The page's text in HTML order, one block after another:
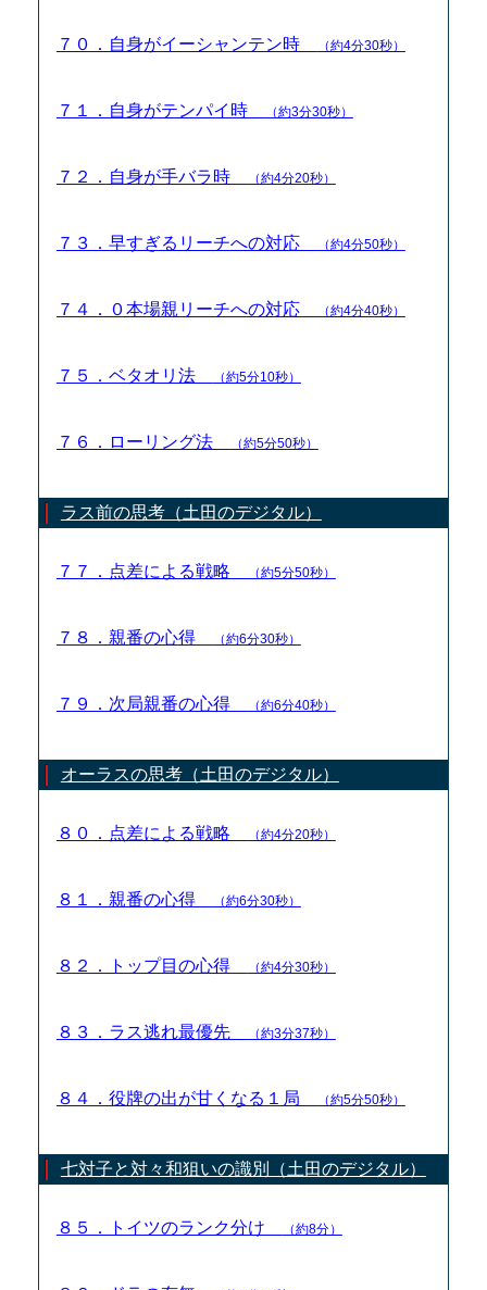
７０．自身がイーシャンテン時 （約4分30秒）
７１．自身がテンパイ時 （約3分30秒）
７２．自身が手バラ時 （約4分20秒）
７３．早すぎるリーチへの対応 （約4分50秒）
７４．０本場親リーチへの対応 （約4分40秒）
７５．ベタオリ法 （約5分10秒）
７６．ローリング法 （約5分50秒）
ラス前の思考（土田のデジタル）
７７．点差による戦略 （約5分50秒）
７８．親番の心得 （約6分30秒）
７９．次局親番の心得 （約6分40秒）
オーラスの思考（土田のデジタル）
８０．点差による戦略 （約4分20秒）
８１．親番の心得 （約6分30秒）
８２．トップ目の心得 （約4分30秒）
８３．ラス逃れ最優先 （約3分37秒）
８４．役牌の出が甘くなる１局 （約5分50秒）
七対子と対々和狙いの識別（土田のデジタル）
８５．トイツのランク分け （約8分）